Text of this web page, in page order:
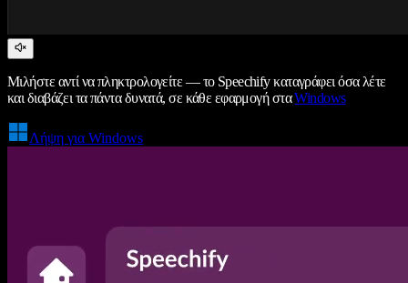
Μιλήστε αντί να πληκτρολογείτε — το Speechify καταγράφει όσα λέτε
και διαβάζει τα πάντα δυνατά, σε κάθε εφαρμογή σταWindows
Λήψη για Windows